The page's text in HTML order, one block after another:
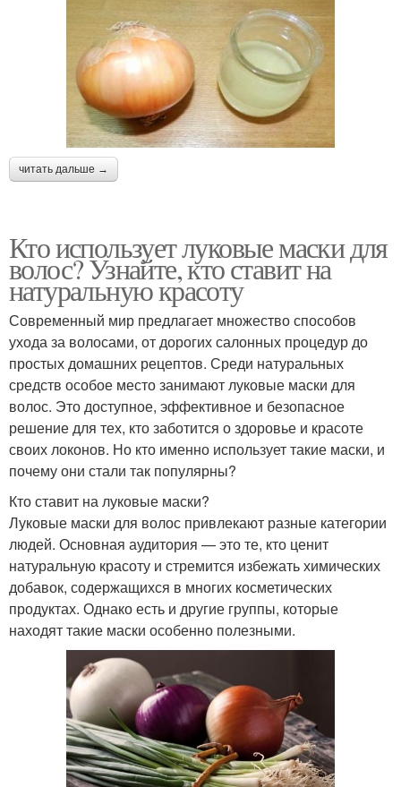
читать дальше →
Кто использует луковые маски для
волос? Узнайте, кто ставит на
натуральную красоту
Современный мир предлагает множество способов
ухода за волосами, от дорогих салонных процедур до
простых домашних рецептов. Среди натуральных
средств особое место занимают луковые маски для
волос. Это доступное, эффективное и безопасное
решение для тех, кто заботится о здоровье и красоте
своих локонов. Но кто именно использует такие маски, и
почему они стали так популярны?
Кто ставит на луковые маски?
Луковые маски для волос привлекают разные категории
людей. Основная аудитория — это те, кто ценит
натуральную красоту и стремится избежать химических
добавок, содержащихся в многих косметических
продуктах. Однако есть и другие группы, которые
находят такие маски особенно полезными.